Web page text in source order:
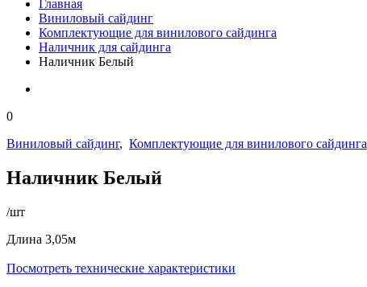
Главная
Виниловый сайдинг
Комплектующие для винилового сайдинга
Наличник для сайдинга
Наличник Белый
0
Виниловый сайдинг, Комплектующие для винилового сайдинга
Наличник Белый
/шт
Длина 3,05м
Посмотреть технические характеристики